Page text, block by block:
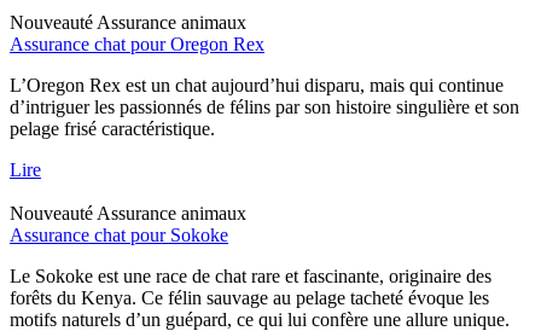
Nouveauté Assurance animaux
Assurance chat pour Oregon Rex
L’Oregon Rex est un chat aujourd’hui disparu, mais qui continue
d’intriguer les passionnés de félins par son histoire singulière et son
pelage frisé caractéristique.
Lire
Nouveauté Assurance animaux
Assurance chat pour Sokoke
Le Sokoke est une race de chat rare et fascinante, originaire des
forêts du Kenya. Ce félin sauvage au pelage tacheté évoque les
motifs naturels d’un guépard, ce qui lui confère une allure unique.